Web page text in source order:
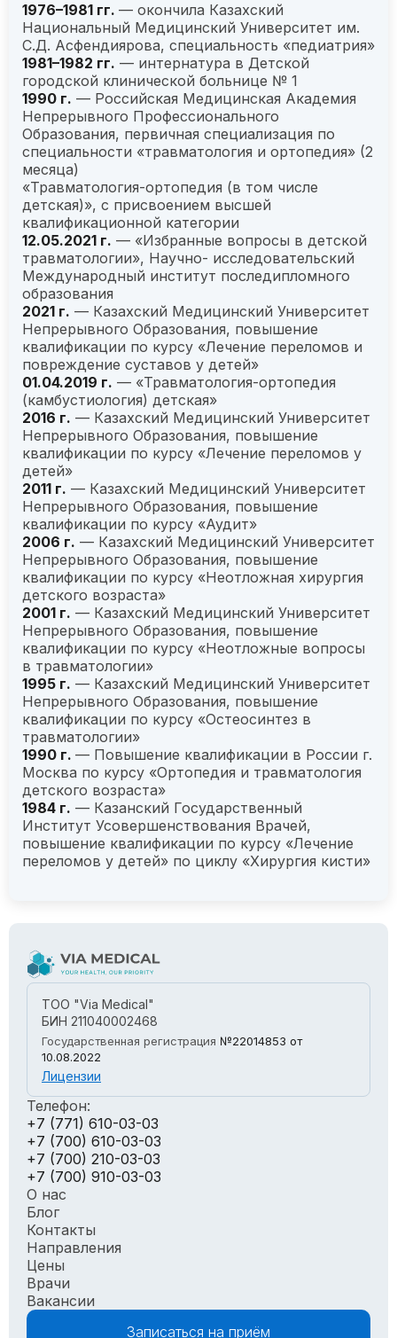
1976–1981 гг. — окончила Казахский
Национальный Медицинский Университет им.
С.Д. Асфендиярова, специальность «педиатрия»
1981–1982 гг. — интернатура в Детской
городской клинической больнице № 1
1990 г. — Российская Медицинская Академия
Непрерывного Профессионального
Образования, первичная специализация по
специальности «травматология и ортопедия» (2
месяца)
«Травматология-ортопедия (в том числе
детская)», с присвоением высшей
квалификационной категории
12.05.2021 г. — «Избранные вопросы в детской
травматологии», Научно- исследовательский
Международный институт последипломного
образования
2021 г. — Казахский Медицинский Университет
Непрерывного Образования, повышение
квалификации по курсу «Лечение переломов и
повреждение суставов у детей»
01.04.2019 г. — «Травматология-ортопедия
(камбустиология) детская»
2016 г. — Казахский Медицинский Университет
Непрерывного Образования, повышение
квалификации по курсу «Лечение переломов у
детей»
2011 г. — Казахский Медицинский Университет
Непрерывного Образования, повышение
квалификации по курсу «Аудит»
2006 г. — Казахский Медицинский Университет
Непрерывного Образования, повышение
квалификации по курсу «Неотложная хирургия
детского возраста»
2001 г. — Казахский Медицинский Университет
Непрерывного Образования, повышение
квалификации по курсу «Неотложные вопросы
в травматологии»
1995 г. — Казахский Медицинский Университет
Непрерывного Образования, повышение
квалификации по курсу «Остеосинтез в
травматологии»
1990 г. — Повышение квалификации в России г.
Москва по курсу «Ортопедия и травматология
детского возраста»
1984 г. — Казанский Государственный
Институт Усовершенствования Врачей,
повышение квалификации по курсу «Лечение
переломов у детей» по циклу «Хирургия кисти»
ТОО "Via Medical"
БИН 211040002468
Государственная регистрация №22014853 от
10.08.2022
Лицензии
Телефон:
+7 (771) 610-03-03
+7 (700) 610-03-03
+7 (700) 210-03-03
+7 (700) 910-03-03
О нас
Блог
Контакты
Направления
Цены
Врачи
Вакансии
Записаться на приём